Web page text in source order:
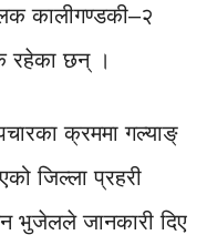
कालीगण्डकी–२
रहेका छन् ।
क्रममा गल्याङ्
जिल्ला प्रहरी
भुजेलले जानकारी दिए